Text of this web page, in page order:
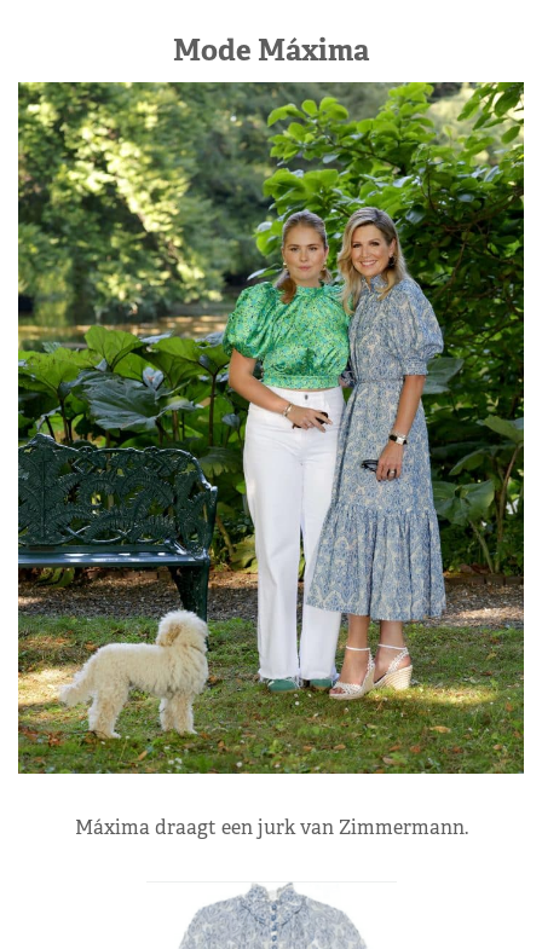
Mode Máxima
Máxima draagt een jurk van Zimmermann.